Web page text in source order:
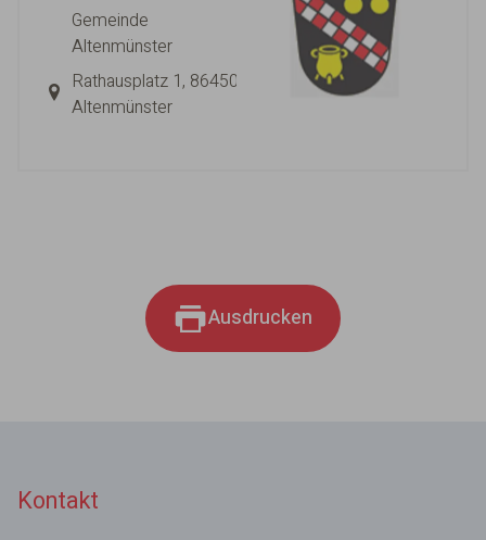
Gemeinde
Altenmünster
Rathausplatz 1, 86450
Altenmünster
Ausdrucken
Kontakt